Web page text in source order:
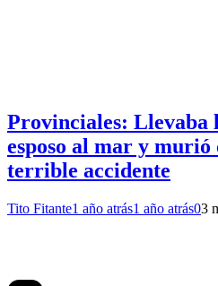
Provinciales: Llevaba
esposo al mar y murió
terrible accidente
Tito Fitante1 año atrás1 año atrás03